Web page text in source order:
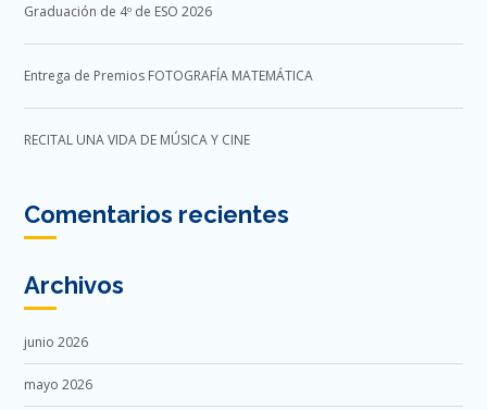
Graduación de 4º de ESO 2026
Entrega de Premios FOTOGRAFÍA MATEMÁTICA
RECITAL UNA VIDA DE MÚSICA Y CINE
Comentarios recientes
Archivos
junio 2026
mayo 2026